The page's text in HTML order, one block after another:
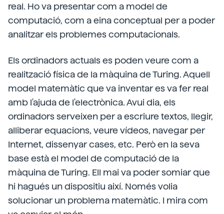
real. Ho va presentar com a model de
computació, com a eina conceptual per a poder
analitzar els problemes computacionals.
Els ordinadors actuals es poden veure com a
realització física de la màquina de Turing. Aquell
model matemàtic que va inventar es va fer real
amb l'ajuda de l'electrònica. Avui dia, els
ordinadors serveixen per a escriure textos, llegir,
alliberar equacions, veure vídeos, navegar per
Internet, dissenyar cases, etc. Però en la seva
base està el model de computació de la
màquina de Turing. Ell mai va poder somiar que
hi hagués un dispositiu així. Només volia
solucionar un problema matemàtic. I mira com